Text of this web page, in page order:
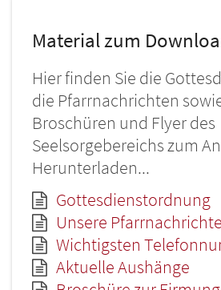
Material zum
Hier finden Sie die
die Pfarrnachrichten
Broschüren und Flyer des
Seelsorgebereichs zum
Herunterladen...
Gottesdienstordnung
Unsere
Wichtigsten
Aktuelle Aushänge